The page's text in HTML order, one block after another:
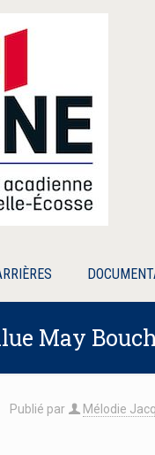
May
Publié par Mélodie